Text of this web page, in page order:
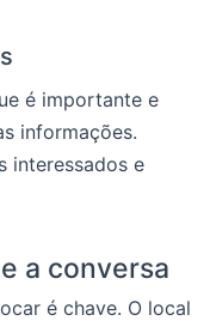
é importante e
informações.
interessados e
a conversa
é chave. O local